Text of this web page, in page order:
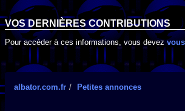
VOS DERNIÈRES CONTRIBUTIONS
Pour accéder à ces informations, vous devez
albator.com.fr Petites annonces